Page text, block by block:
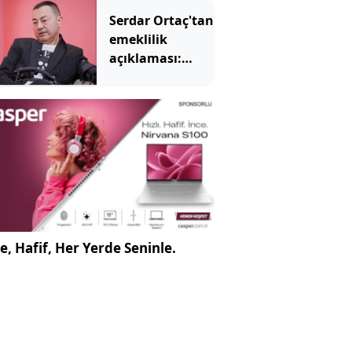
hasada gün
sayıyor
Serdar Ortaç'tan
emeklilik
açıklaması:
bırakması için
tek şartı var
Hafif, Her Yerde Seninle.